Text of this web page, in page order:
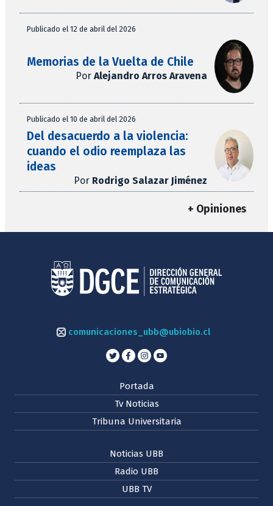
Publicado el 12 de abril del 2026
Memorias de la Vuelta de Chile
Por Alejandro Arros Aravena
Publicado el 10 de abril del 2026
Del desacuerdo a la violencia:
cuando el odio reemplaza las
ideas
Por Rodrigo Salazar Jiménez
+ Opiniones
comunicaciones_ubb@ubiobio.cl
Portada
Tv Noticias
Tribuna Universitaria
Noticias UBB
Radio UBB
UBB TV